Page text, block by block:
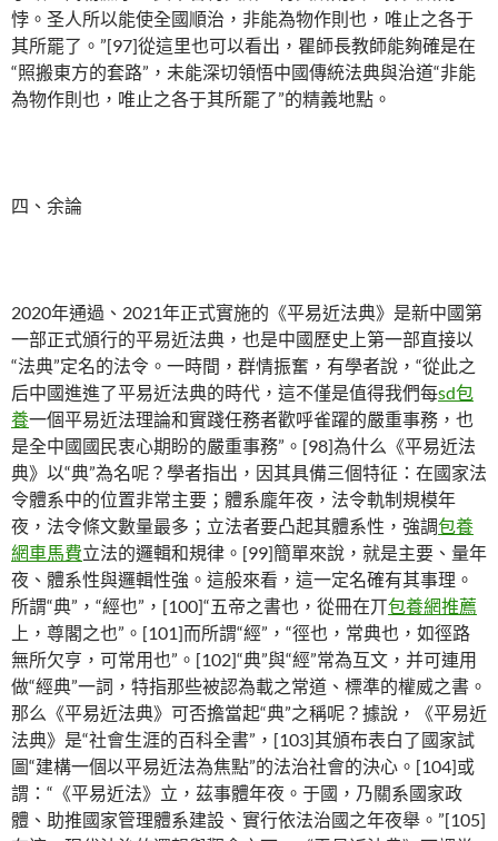
悖。圣人所以能使全國順治，非能為物作則也，唯止之各于
其所罷了。”[97]從這里也可以看出，瞿師長教師能夠確是在
“照搬東方的套路”，未能深切領悟中國傳統法典與治道“非能
為物作則也，唯止之各于其所罷了”的精義地點。
四、余論
2020年通過、2021年正式實施的《平易近法典》是新中國第
一部正式頒行的平易近法典，也是中國歷史上第一部直接以
“法典”定名的法令。一時間，群情振奮，有學者說，“從此之
后中國進進了平易近法典的時代，這不僅是值得我們每sd包
養一個平易近法理論和實踐任務者歡呼雀躍的嚴重事務，也
是全中國國民衷心期盼的嚴重事務”。[98]為什么《平易近法
典》以“典”為名呢？學者指出，因其具備三個特征：在國家法
令體系中的位置非常主要；體系龐年夜，法令軌制規模年
夜，法令條文數量最多；立法者要凸起其體系性，強調包養
網車馬費立法的邏輯和規律。[99]簡單來說，就是主要、量年
夜、體系性與邏輯性強。這般來看，這一定名確有其事理。
所謂“典”，“經也”，[100]“五帝之書也，從冊在丌包養網推薦
上，尊閣之也”。[101]而所謂“經”，“徑也，常典也，如徑路
無所欠亨，可常用也”。[102]“典”與“經”常為互文，并可連用
做“經典”一詞，特指那些被認為載之常道、標準的權威之書。
那么《平易近法典》可否擔當起“典”之稱呢？據說，《平易近
法典》是“社會生涯的百科全書”，[103]其頒布表白了國家試
圖“建構一個以平易近法為焦點”的法治社會的決心。[104]或
謂：“《平易近法》立，茲事體年夜。于國，乃關系國家政
體、助推國家管理體系建設、實行依法治國之年夜舉。”[105]